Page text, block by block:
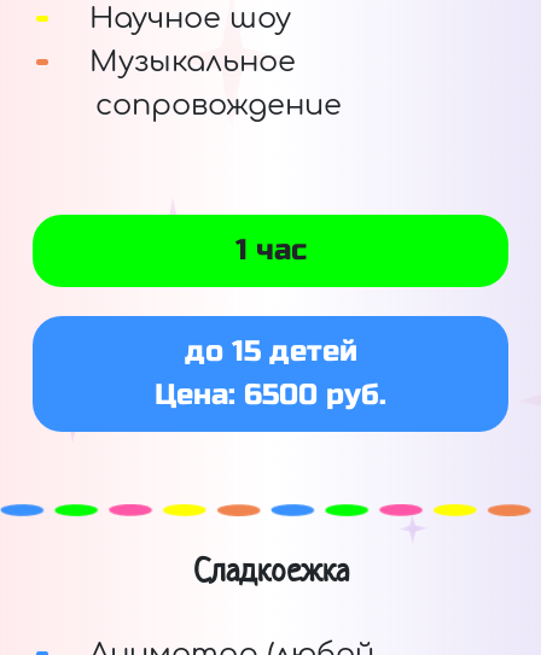
Научное шоу
Музыкальное
сопровождение
1 час
до 15 детей
Цена: 6500 руб.
Сладкоежка